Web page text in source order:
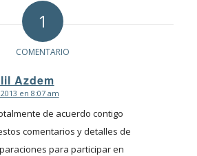
1
COMENTARIO
Azdem
en 8:07 am
de acuerdo contigo
comentarios y detalles de
para participar en